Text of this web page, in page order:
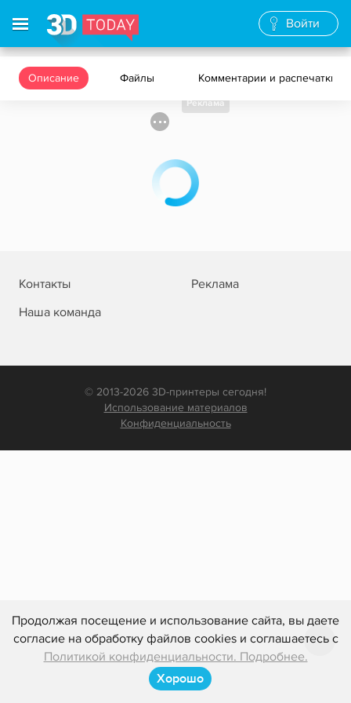
Продолжая посещение и использование сайта, вы даете
согласие на обработку файлов cookies и соглашаетесь с
Политикой конфиденциальности. Подробнее.
Хорошо
Войти
Описание Файлы Комментарии и распечатки
Реклама
Контакты
Реклама
Наша команда
© 2013-2026 3D-принтеры сегодня!
Использование материалов
Конфиденциальность